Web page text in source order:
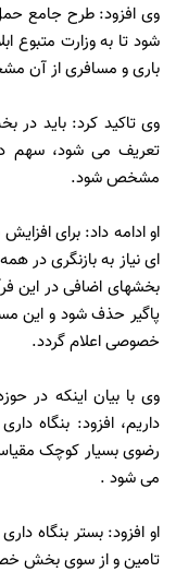
وی افزود: طرح جامع
شود تا به وزارت
باری و مسافری از آن
وی تاکید کرد: باید
تعریف می شود، سهم
مشخص شود.
او ادامه داد: برای
ای نیاز به بازنگری در
بخشهای اضافی در این
پاگیر حذف شود و این
خصوصی اعلام گردد.
وی با بیان اینکه در
داریم، افزود: بنگاه
رضوی بسیار کوچک
می شود .
او افزود: بستر بنگاه
تامین و از سوی بخش